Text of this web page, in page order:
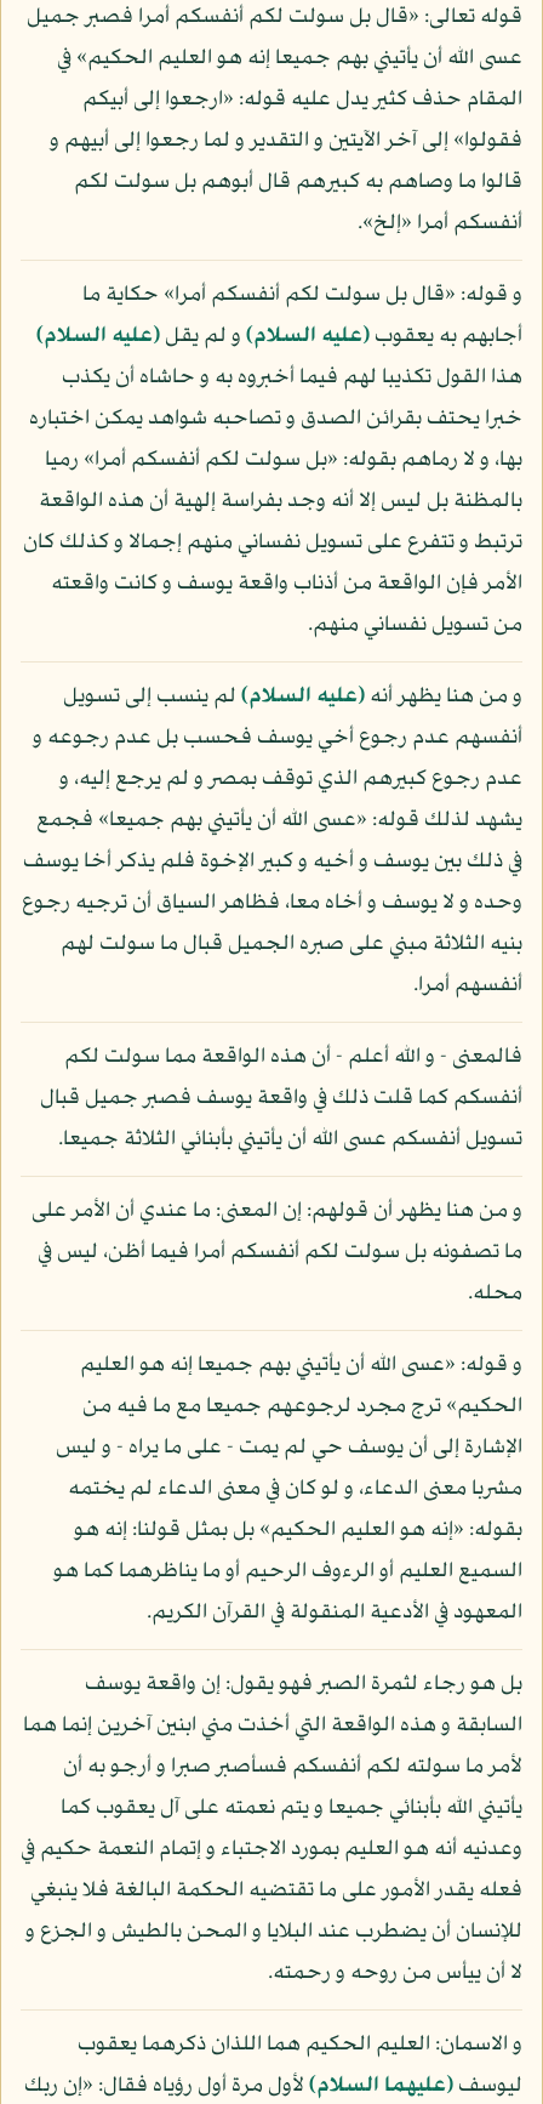
قوله تعالى: «قال بل سولت لكم أنفسكم أمرا فصبر جميل
عسى الله أن يأتيني بهم جميعا إنه هو العليم الحكيم» في
المقام حذف كثير يدل عليه قوله: «ارجعوا إلى أبيكم
فقولوا» إلى آخر الآيتين و التقدير و لما رجعوا إلى أبيهم و
قالوا ما وصاهم به كبيرهم قال أبوهم بل سولت لكم
أنفسكم أمرا «إلخ».
و قوله: «قال بل سولت لكم أنفسكم أمرا» حكاية ما
أجابهم به يعقوب(عليه السلام)و لم يقل(عليه السلام)
هذا القول تكذيبا لهم فيما أخبروه به و حاشاه أن يكذب
خبرا يحتف بقرائن الصدق و تصاحبه شواهد يمكن اختباره
بها، و لا رماهم بقوله: «بل سولت لكم أنفسكم أمرا» رميا
بالمظنة بل ليس إلا أنه وجد بفراسة إلهية أن هذه الواقعة
ترتبط و تتفرع على تسويل نفساني منهم إجمالا و كذلك كان
الأمر فإن الواقعة من أذناب واقعة يوسف و كانت واقعته
من تسويل نفساني منهم.
و من هنا يظهر أنه(عليه السلام)لم ينسب إلى تسويل
أنفسهم عدم رجوع أخي يوسف فحسب بل عدم رجوعه و
عدم رجوع كبيرهم الذي توقف بمصر و لم يرجع إليه، و
يشهد لذلك قوله: «عسى الله أن يأتيني بهم جميعا» فجمع
في ذلك بين يوسف و أخيه و كبير الإخوة فلم يذكر أخا يوسف
وحده و لا يوسف و أخاه معا، فظاهر السياق أن ترجيه رجوع
بنيه الثلاثة مبني على صبره الجميل قبال ما سولت لهم
أنفسهم أمرا.
فالمعنى - و الله أعلم - أن هذه الواقعة مما سولت لكم
أنفسكم كما قلت ذلك في واقعة يوسف فصبر جميل قبال
تسويل أنفسكم عسى الله أن يأتيني بأبنائي الثلاثة جميعا.
و من هنا يظهر أن قولهم: إن المعنى: ما عندي أن الأمر على
ما تصفونه بل سولت لكم أنفسكم أمرا فيما أظن، ليس في
محله.
و قوله: «عسى الله أن يأتيني بهم جميعا إنه هو العليم
الحكيم» ترج مجرد لرجوعهم جميعا مع ما فيه من
الإشارة إلى أن يوسف حي لم يمت - على ما يراه - و ليس
مشربا معنى الدعاء، و لو كان في معنى الدعاء لم يختمه
بقوله: «إنه هو العليم الحكيم» بل بمثل قولنا: إنه هو
السميع العليم أو الرءوف الرحيم أو ما يناظرهما كما هو
المعهود في الأدعية المنقولة في القرآن الكريم.
بل هو رجاء لثمرة الصبر فهو يقول: إن واقعة يوسف
السابقة و هذه الواقعة التي أخذت مني ابنين آخرين إنما هما
لأمر ما سولته لكم أنفسكم فسأصبر صبرا و أرجو به أن
يأتيني الله بأبنائي جميعا و يتم نعمته على آل يعقوب كما
وعدنيه أنه هو العليم بمورد الاجتباء و إتمام النعمة حكيم في
فعله يقدر الأمور على ما تقتضيه الحكمة البالغة فلا ينبغي
للإنسان أن يضطرب عند البلايا و المحن بالطيش و الجزع و
لا أن ييأس من روحه و رحمته.
و الاسمان: العليم الحكيم هما اللذان ذكرهما يعقوب
ليوسف(عليهما السلام)لأول مرة أول رؤياه فقال: «إن ربك